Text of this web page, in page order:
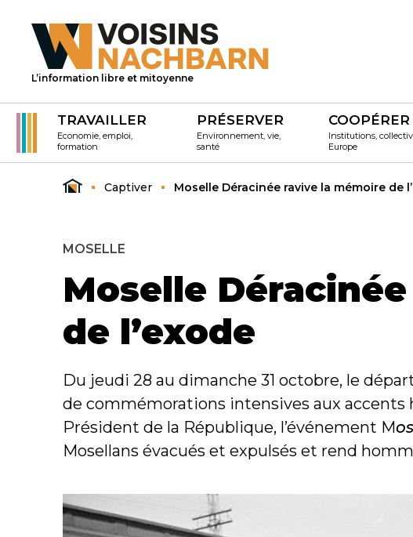
L’information libre et mitoyenne
TRAVAILLER
Economie, emploi,
formation
PRÉSERVER
Environnement, vie,
santé
COOPÉRER
Institutions,
Europe
Captiver Moselle Déracinée ravive la mémoire de
MOSELLE
Moselle
de l’exode
Du jeudi 28 au dimanche 31 octobre, le
de commémorations intensives aux accents
Président de la République, l’événement M
Mosellans évacués et expulsés et rend